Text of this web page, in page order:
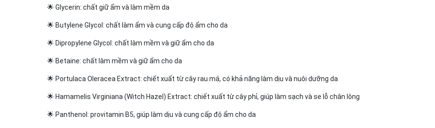
🌟 Glycerin: chất giữ ẩm và làm mềm da
🌟 Butylene Glycol: chất làm ẩm và cung cấp độ ẩm cho da
🌟 Dipropylene Glycol: chất làm mềm và giữ ẩm cho da
🌟 Betaine: chất làm mềm và giữ ẩm cho da
🌟 Portulaca Oleracea Extract: chiết xuất từ cây rau má, có khả năng làm dịu và nuôi dưỡng da
🌟 Hamamelis Virginiana (Witch Hazel) Extract: chiết xuất từ cây phỉ, giúp làm sạch và se lỗ chân lông
🌟 Panthenol: provitamin B5, giúp làm dịu và cung cấp độ ẩm cho da